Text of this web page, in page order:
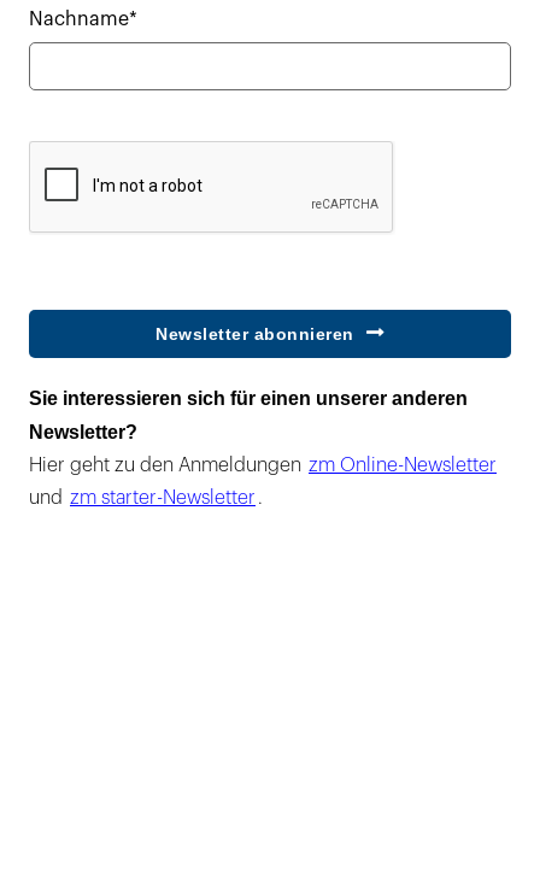
Nachname*
Newsletter abonnieren
Sie interessieren sich für einen unserer anderen
Newsletter?
Hier geht zu den Anmeldungen zm Online-Newsletter
und zm starter-Newsletter .